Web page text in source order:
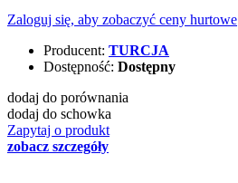
Zaloguj się, aby zobaczyć ceny hurtowe
Producent: TURCJA
Dostępność: Dostępny
dodaj do porównania
dodaj do schowka
Zapytaj o produkt
zobacz szczegóły